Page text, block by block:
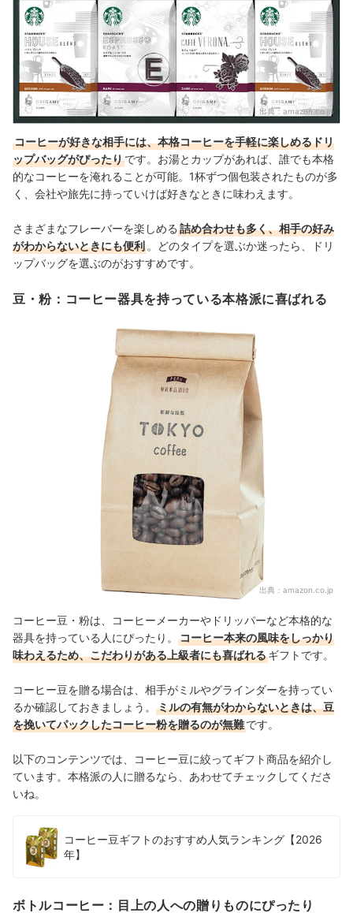
出典： amazon.co.jp
コーヒーが好きな相手には、本格コーヒーを手軽に楽しめるドリ
ップバッグがぴったりです。お湯とカップがあれば、誰でも本格
的なコーヒーを淹れることが可能。1杯ずつ個包装されたものが多
く、会社や旅先に持っていけば好きなときに味わえます。
さまざまなフレーバーを楽しめる 詰め合わせも多く、相手の好み
がわからないときにも便利 。どのタイプを選ぶか迷ったら、ドリ
ップバッグを選ぶのがおすすめです。
豆・粉：コーヒー器具を持っている本格派に喜ばれる
出典： amazon.co.jp
コーヒー豆・粉は、コーヒーメーカーやドリッパーなど本格的な
器具を持っている人にぴったり。
コーヒー本来の風味をしっかり
味わえるため、こだわりがある上級者にも喜ばれるギフトです。
コーヒー豆を贈る場合は、相手がミルやグラインダーを持ってい
るか確認しておきましょう。
ミルの有無がわからないときは、豆
を挽いてパックしたコーヒー粉を贈るのが無難です。
以下のコンテンツでは、コーヒー豆に絞ってギフト商品を紹介し
ています。本格派の人に贈るなら、あわせてチェックしてくださ
いね。
コーヒー豆ギフトのおすすめ人気ランキング【2026
年】
ボトルコーヒー：目上の人への贈りものにぴったり